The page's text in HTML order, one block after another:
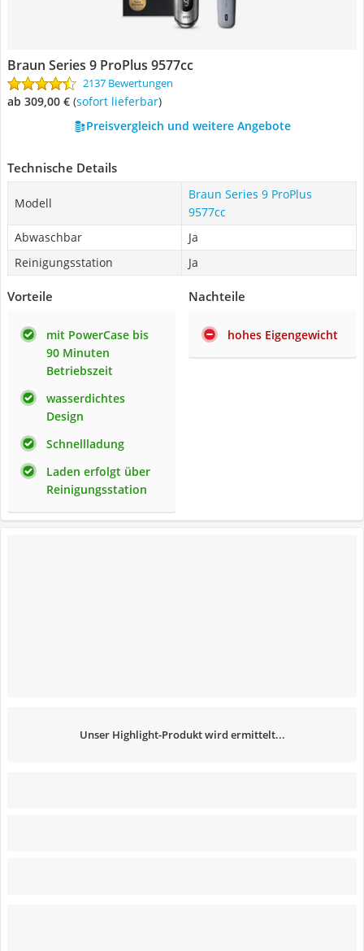
Braun Series 9 ProPlus 9577cc
2137 Bewertungen
ab 309,00 € ( Sofort lieferbar)
Preisvergleich und weitere Angebote
Technische Details
Modell
Braun Series 9 ProPlus
9577cc
Abwaschbar
Ja
Reinigungsstation
Ja
Vorteile
mit PowerCase bis
90 Minuten
Betriebszeit
wasserdichtes
Design
Schnellladung
Laden erfolgt über
Reinigungsstation
Nachteile
hohes Eigengewicht
Unser Highlight-Produkt wird ermittelt...